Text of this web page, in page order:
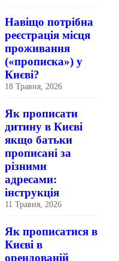
Навіщо потрібна
реєстрація місця
проживання
(«прописка») у
Києві?
18 Травня, 2026
Як прописати
дитину в Києві
якщо батьки
прописані за
різними
адресами:
інструкція
11 Травня, 2026
Як прописатися в
Києві в
орендованій